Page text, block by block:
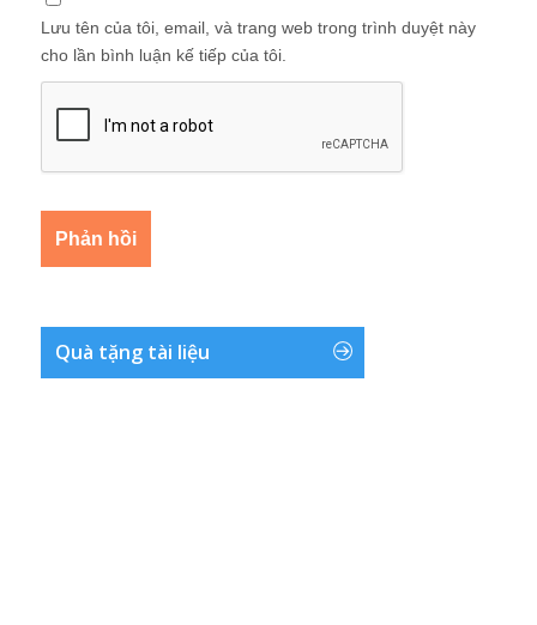
Lưu tên của tôi, email, và trang web trong trình duyệt này
cho lần bình luận kế tiếp của tôi.
Quà tặng tài liệu